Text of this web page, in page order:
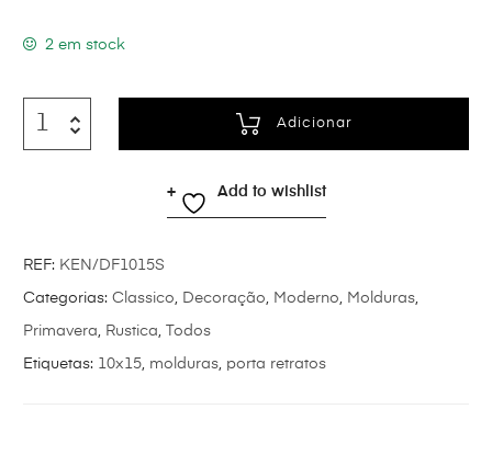
2 em stock
Adicionar
Add to wishlist
REF: KEN/DF1015S
Categorias: Classico Decoração Moderno Molduras
Primavera Rustica Todos
Etiquetas: 10x15 molduras porta retratos